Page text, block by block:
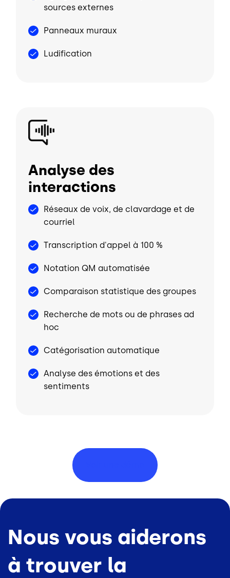
sources externes
Panneaux muraux
Ludification
Image
Analyse des
interactions
Réseaux de voix, de clavardage et de
courriel
Transcription d'appel à 100 %
Notation QM automatisée
Comparaison statistique des groupes
Recherche de mots ou de phrases ad
hoc
Catégorisation automatique
Analyse des émotions et des
sentiments
Nous vous aiderons
à trouver la